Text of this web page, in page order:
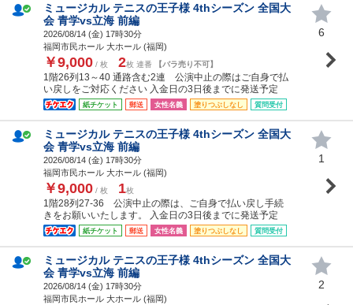
ミュージカル テニスの王子様 4thシーズン 全国大
会 青学vs立海 前編
2026/08/14 (金) 17時30分
福岡市民ホール 大ホール (福岡)
￥9,000 / 枚 2枚 連番 【バラ売り不可】
1階26列13～40 通路含む2連 公演中止の際はご自身で払
い戻しをご対応ください 入金日の3日後までに発送予定
紙チケット 郵送 女性名義 塗りつぶしなし 質問受付
6
ミュージカル テニスの王子様 4thシーズン 全国大
会 青学vs立海 前編
2026/08/14 (金) 17時30分
福岡市民ホール 大ホール (福岡)
￥9,000 / 枚 1枚
1階28列27-36 公演中止の際は、ご自身で払い戻し手続
きをお願いいたします。 入金日の3日後までに発送予定
紙チケット 郵送 女性名義 塗りつぶしなし 質問受付
1
ミュージカル テニスの王子様 4thシーズン 全国大
会 青学vs立海 前編
2026/08/14 (金) 17時30分
福岡市民ホール 大ホール (福岡)
2